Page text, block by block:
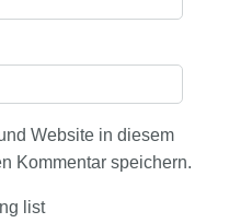
Website in diesem
Kommentar speichern.
list